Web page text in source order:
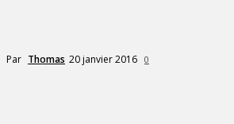
Par Thomas 20 janvier 2016 0